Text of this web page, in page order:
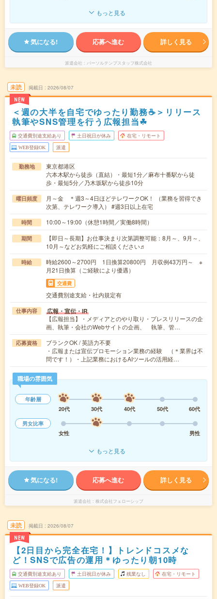
もっと見る
気になる! 応募へ進む 詳しく見る
派遣会社 パーソルテンプスタッフ株式会社
未読
NEW
掲載日 2026/08/07
＜週の大半を自宅でゆったり勤務☕＞リリース
執筆やSNS管理を行う広報担当☘︎
交通費別途支給あり 土日祝日が休み 在宅・リモート
WEB登録OK 派遣
勤務地
東京都港区
六本木駅から徒歩（直結）・最短1分／麻布十番駅から徒
歩・最短5分／乃木坂駅から徒歩10分
曜日頻度
月～金 ＊週3～4日ほどテレワークOK！ （業務を習得でき
次第、テレワーク導入） #週3日以上在宅
時間 10:00～19:00（休憩1時間／実働8時間）
期間
【即日～長期】お仕事決まり次第調整可能：8月～、9月～、
10月～などお気軽にご相談ください♬
時給
時給2600～2700円 1日換算20800円 月収例43万円～ ※
月21日換算（ご経験により優遇）
交通費
交通費別途支給・社内規定有
仕事内容 広報・宣伝・IR
【広報担当】・メディアとのやり取り・プレスリリースの企
画、執筆・会社のWebサイトの企画、 執筆、管…
応募資格
ブランクOK / 英語力不要
・広報または宣伝プロモーション業務の経験 （＊業界は不
問です！）・上記業務におけるAIツールの活用経…
職場の雰囲気
年齢層
20代
30代 40代 50代
60代
男女比率
女性
男性
もっと見る
気になる! 応募へ進む 詳しく見る
派遣会社 株式会社フェローシップ
未読
NEW
掲載日 2026/08/07
【2日目から完全在宅！】トレンドコスメな
ど！SNSで広告の運用＊ゆったり朝10時
交通費別途支給あり 土日祝日が休み 残業なし 在宅・リモート
WEB登録OK 派遣